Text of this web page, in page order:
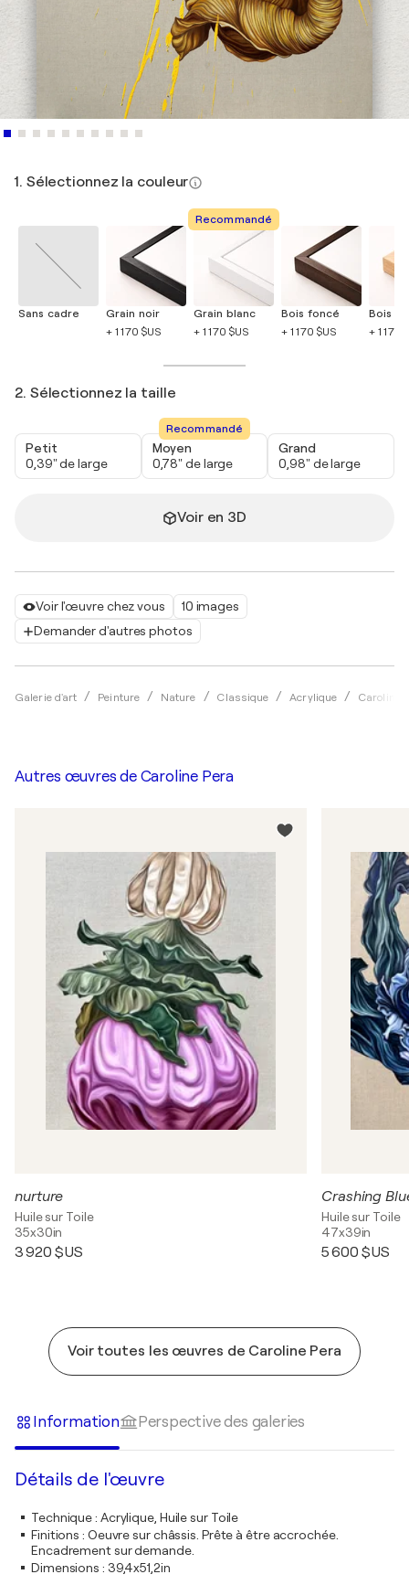
Voir l'œuvre chez vous
10 images
Demander d'autres photos
Galerie d'art Peinture Nature Classique Acrylique Caroline
1. Sélectionnez la couleur
Sans cadre
Grain noir
+ 1 170 $US
Recommandé
Grain blanc
+ 1 170 $US
Bois foncé
+ 1 170 $US
Bois
+ 1 170
2. Sélectionnez la taille
Petit
0,39" de large
Recommandé
Moyen
0,78" de large
Grand
0,98" de large
Voir en 3D
Autres œuvres de Caroline Pera
nurture
Huile sur Toile
35x30in
3 920 $US
Crashing
Huile sur Toile
47x39in
5 600 $US
Voir toutes les œuvres de Caroline Pera
Information Perspective des galeries
Détails de l'œuvre
Technique: Acrylique, Huile sur Toile
Finitions : Oeuvre sur châssis. Prête à être accrochée.
Encadrement sur demande.
Dimensions : 39,4x51,2in